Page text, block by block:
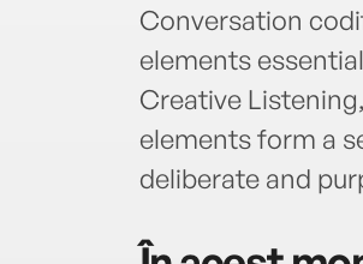
Conversation
elements
Creative
elements form a
deliberate and